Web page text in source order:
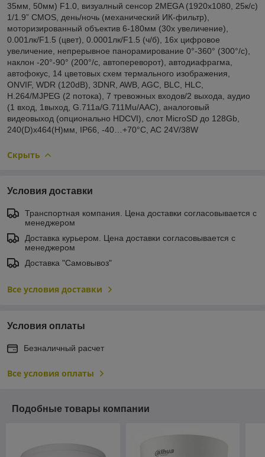
35мм, 50мм) F1.0, визуалный сенсор 2MEGA (1920x1080, 25к/с)
1/1.9” CMOS, день/ночь (механический ИК-фильтр),
моторизированный объектив 6-180мм (30х увеличение),
0.001лк/F1.5 (цвет), 0.0001лк/F1.5 (ч/б), 16x цифровое
увеличение, непрерывное панорамирование 0°-360° (300°/c),
наклон -20°-90° (200°/с, автопереворот), автодиафрагма,
автофокус, 14 цветовых схем термального изображения,
ONVIF, WDR (120dB), 3DNR, AWB, AGC, BLC, HLC,
H.264/MJPEG (2 потока), 7 тревожных входов/2 выхода, аудио
(1 вход, 1выход, G.711a/G.711Mu/AAC), аналоговый
видеовыход (опционально HDCVI), слот MicroSD до 128Gb,
240(D)x464(H)мм, IP66, -40…+70°C, AC 24V/38W
Скрыть
Условия доставки
Транспортная компания. Цена доставки согласовывается с
менеджером
Доставка курьером. Цена доставки согласовывается с
менеджером
Доставка "Самовывоз"
Все условия доставки
Условия оплаты
Безналичный расчет
Все условия оплаты
Подобные товары компании